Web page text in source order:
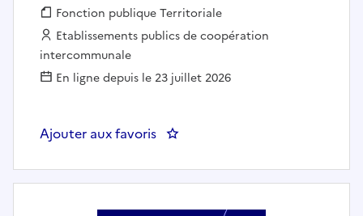
Fonction publique :
Fonction publique Territoriale
Employeur :
Etablissements publics de coopération
intercommunale
En ligne depuis le 23 juillet 2026
Ajouter aux favoris : AGENT DE PROPRETÉ